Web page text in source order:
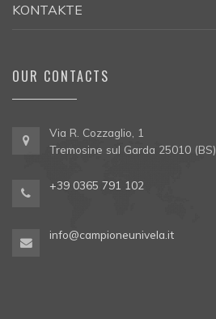
KONTAKTE
OUR CONTACTS
Via R. Cozzaglio, 1
Tremosine sul Garda 25010 (BS)
+39 0365 791 102
info@campioneunivela.it